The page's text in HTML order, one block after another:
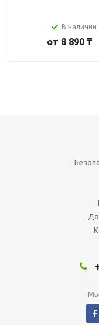
В наличии
от 8 890 ₸
Мы